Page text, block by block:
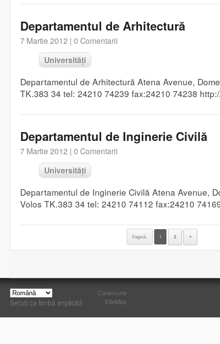
Departamentul de Arhitectură
7 Martie 2012 | 0 Comentarii
Universități
Departamentul de Arhitectură Atena Avenue,
TK.383 34 tel: 24210 74239 fax:24210 74238
Departamentul de Inginerie Civilă
7 Martie 2012 | 0 Comentarii
Universități
Departamentul de Inginerie Civilă Atena Avenue,
Volos TK.383 34 tel: 24210 74112 fax:24210
Pagină: 1 2 >
Setați ca limbă implicită
Conexiune
SiteMap